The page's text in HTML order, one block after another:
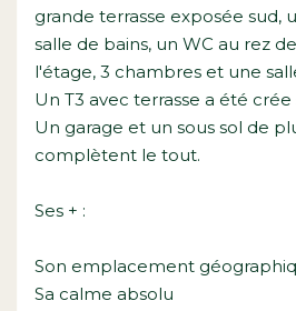
grande terrasse exposée sud,
salle de bains, un WC au rez
l'étage, 3 chambres et une
Un T3 avec terrasse a été
Un garage et un sous sol de
complètent le tout.
Ses + :
Son emplacement
Sa calme absolu